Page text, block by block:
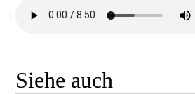
Siehe auch